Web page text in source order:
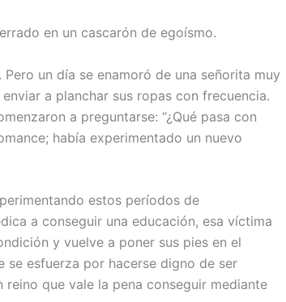
en un cascarón de egoísmo.
un día se enamoró de una señorita muy
a planchar sus ropas con frecuencia.
a preguntarse: “¿Qué pasa con
había experimentado un nuevo
estos períodos de
a conseguir una educación, esa víctima
y vuelve a poner sus pies en el
se esfuerza por hacerse digno de ser
que vale la pena conseguir mediante